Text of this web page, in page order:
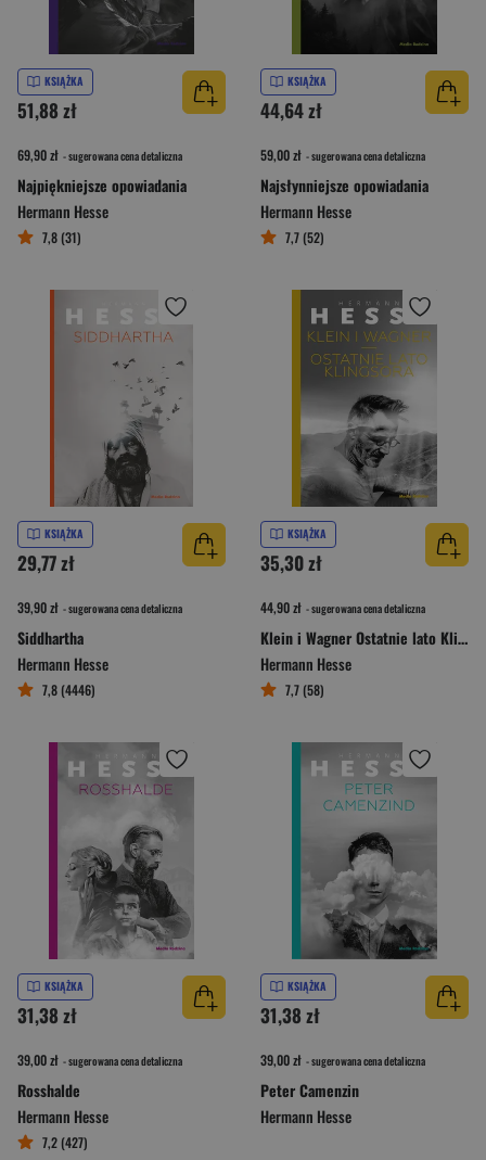
KSIĄŻKA
51,88 zł
69,90 zł - sugerowana cena detaliczna
Najpiękniejsze opowiadania
Hermann Hesse
7,8 (31)
KSIĄŻKA
44,64 zł
59,00 zł - sugerowana cena detaliczna
Najsłynniejsze opowiadania
Hermann Hesse
7,7 (52)
KSIĄŻKA
29,77 zł
39,90 zł - sugerowana cena detaliczna
Siddhartha
Hermann Hesse
7,8 (4446)
KSIĄŻKA
35,30 zł
44,90 zł - sugerowana cena detaliczna
Klein i Wagner Ostatnie lato Klingsora
Hermann Hesse
7,7 (58)
KSIĄŻKA
31,38 zł
39,00 zł - sugerowana cena detaliczna
Rosshalde
Hermann Hesse
7,2 (427)
KSIĄŻKA
31,38 zł
39,00 zł - sugerowana cena detaliczna
Peter Camenzin
Hermann Hesse